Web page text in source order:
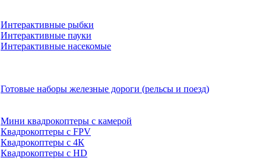
Интерактивные рыбки
Интерактивные пауки
Интерактивные насекомые
Готовые наборы железные дороги (рельсы и поезд)
Мини квадрокоптеры с камерой
Квадрокоптеры с FPV
Квадрокоптеры с 4К
Квадрокоптеры с HD